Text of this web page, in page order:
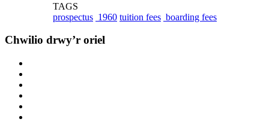
TAGS
prospectus 1960 tuition fees boarding fees
Chwilio drwy’r oriel